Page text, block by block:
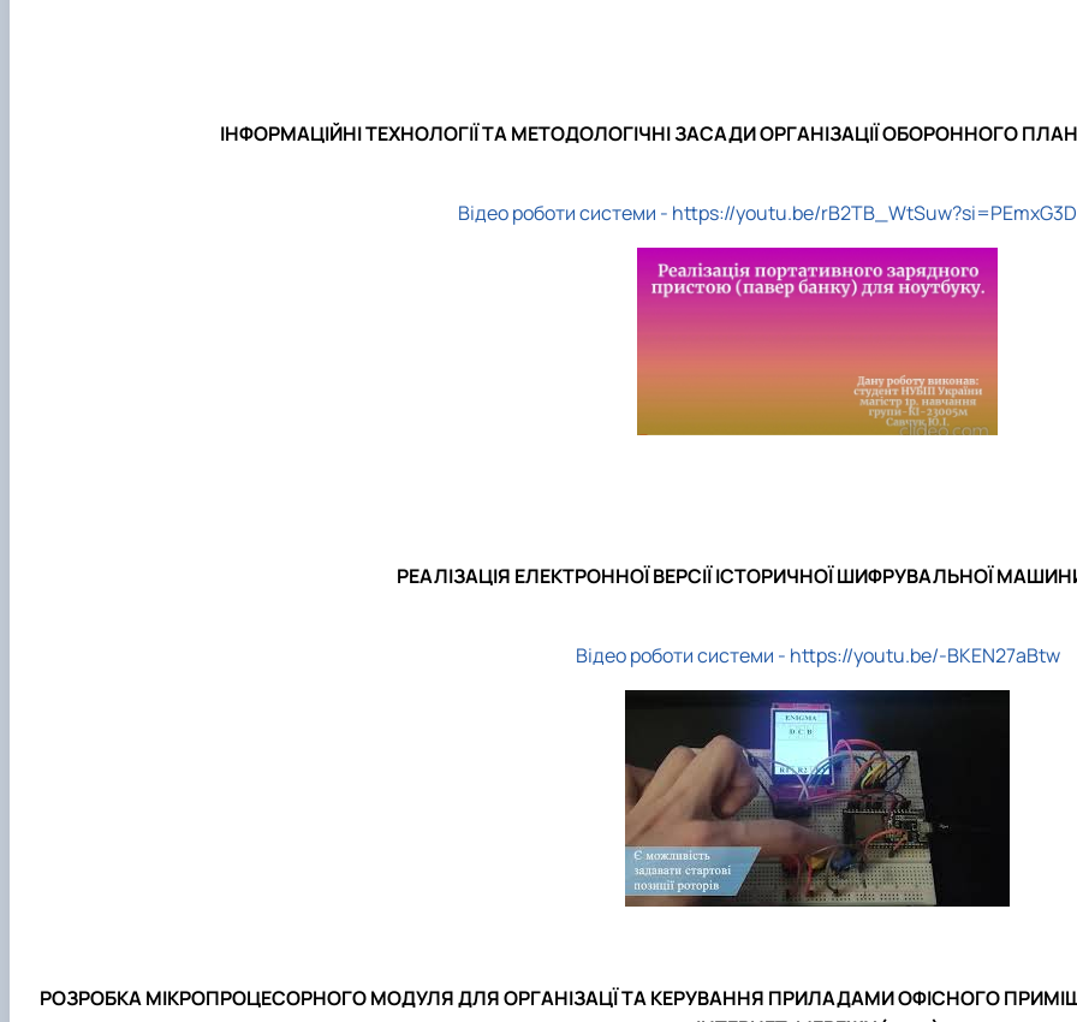
Навчальна діяльністьІНФОРМАЦІЙНІ ТЕХНОЛОГІЇ ТА МЕТОДОЛОГІЧНІ ЗАСАДИ ОРГАНІЗАЦІЇ ОБОРОННОГО
Відео роботи системи - https://youtu.be/
РЕАЛІЗАЦІЯ ЕЛЕКТРОННОЇ ВЕРСІЇ ІСТОРИЧНОЇ ШИФРУВАЛЬНОЇ
Відео роботи системи - https://youtu.be/-BKEN27aBtw
РОЗРОБКА МІКРОПРОЦЕСОРНОГО МОДУЛЯ ДЛЯ ОРГАНІЗАЦЇ ТА КЕРУВАННЯ ПРИЛАДАМИ ОФІСНОГО